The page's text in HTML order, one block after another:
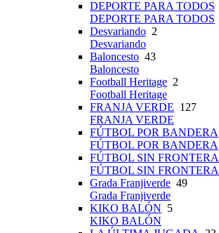
DEPORTE PARA TODOS
DEPORTE PARA TODOS
Desvariando 2
Desvariando
Baloncesto 43
Baloncesto
Football Heritage 2
Football Heritage
FRANJA VERDE 127
FRANJA VERDE
FÚTBOL POR BANDERA
FÚTBOL POR BANDERA
FÚTBOL SIN
FÚTBOL SIN
Grada Franjiverde 49
Grada Franjiverde
KIKO BALÓN 5
KIKO BALÓN